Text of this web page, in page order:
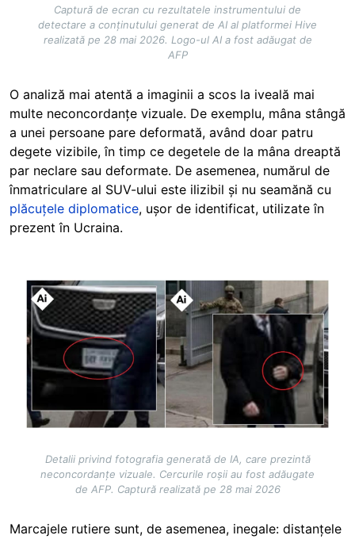
Captură de ecran cu rezultatele instrumentului de
detectare a conținutului generat de AI al platformei Hive
realizată pe 28 mai 2026. Logo-ul AI a fost adăugat de
AFP
O analiză mai atentă a imaginii a scos la iveală mai
multe neconcordanțe vizuale. De exemplu, mâna stângă
a unei persoane pare deformată, având doar patru
degete vizibile, în timp ce degetele de la mâna dreaptă
par neclare sau deformate. De asemenea, numărul de
înmatriculare al SUV-ului este ilizibil și nu seamănă cu
plăcuțele diplomatice, ușor de identificat, utilizate în
prezent în Ucraina.
Image
Detalii privind fotografia generată de IA, care prezintă
neconcordanțe vizuale. Cercurile roșii au fost adăugate
de AFP. Captură realizată pe 28 mai 2026
Marcajele rutiere sunt, de asemenea, inegale: distanțele